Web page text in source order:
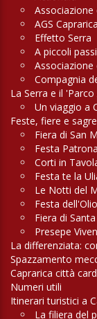
AGS
Effetto Serra
A piccoli passi
Associazione
Compagnia
La Serra e il
Un viaggio a
Feste, fiere e
Fiera di San
Festa
Corti in
Festa te la
Le Notti del
Festa
Fiera di
Presepe
La differenziata:
Spazzamento
Caprarica città
Numeri utili
Itinerari turistici a
La filiera del